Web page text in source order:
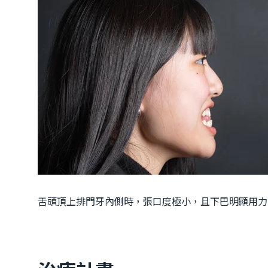
舌頭頂上排門牙內側時，張口度極小，且下巴明顯用